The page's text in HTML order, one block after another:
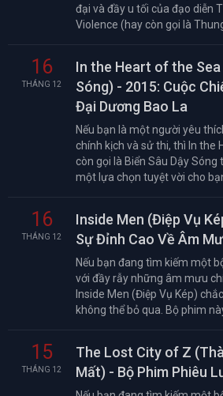
đại và đầy u tối của đạo diễn
Violence (hay còn gọi là Thung
16
THÁNG 12
In the Heart of the Sea
Sóng) - 2015: Cuộc
Đại Dương Bao La
Nếu bạn là một người yêu
chính kịch và sử thi, thì In the
còn gọi là Biển Sâu Dậy
một lựa chọn tuyệt vời cho
16
THÁNG 12
Inside Men (Điệp Vụ
Sự Đỉnh Cao Về Âm
Nếu bạn đang tìm kiếm một
với đầy rẫy những âm mưu
Inside Men (Điệp Vụ Kép)
không thể bỏ qua. Bộ phim
15
THÁNG 12
The Lost City of Z
Mất) - Bộ Phim Phiêu